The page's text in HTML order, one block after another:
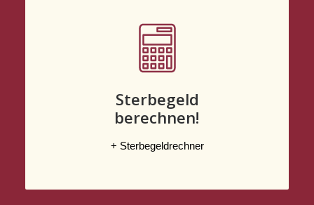
Sterbegeld
berechnen!
+ Sterbegeldrechner